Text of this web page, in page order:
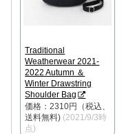
Traditional
Weatherwear 2021-
2022 Autumn ＆
Winter Drawstring
Shoulder Bag
価格：2310円（税込、
送料無料) (2021/9/3時
点)